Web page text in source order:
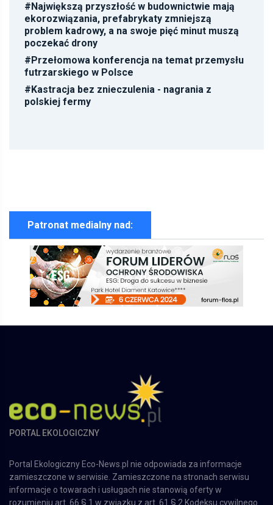
# Największą przyszłość w budownictwie mają
ekorozwiązania, prefabrykaty zmniejszą
problem kadrowy, a na swoje pięć minut muszą
poczekać drony
# Przełomowa konferencja na temat przemysłu
futrzarskiego w Polsce
# Kastracja bez znieczulenia - nagrania z
polskiej fermy
Patronat medialny nad:
PORTAL EKOLOGICZNY
Portal Ekologiczny Eco-News.pl nie odpowiada za informacje
zamieszczone w serwisie. Zamieszczone na stronach serwisu
informacje o towarach i usługach nie stanowią oferty w
rozumieniu art. 66 § 1 w związku z art. 61 § 2 Kodeksu cywilnego.